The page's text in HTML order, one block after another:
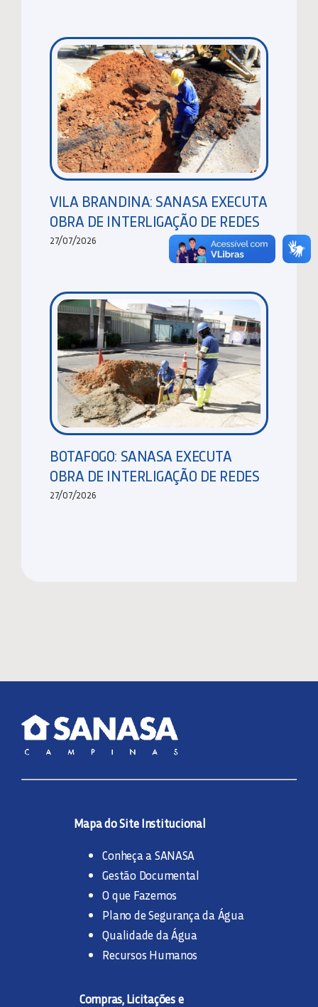
VILA BRANDINA: SANASA EXECUTA
OBRA DE INTERLIGAÇÃO DE REDES
27/07/2026
BOTAFOGO: SANASA EXECUTA
OBRA DE INTERLIGAÇÃO DE REDES
27/07/2026
Mapa do Site Institucional
Conheça a SANASA
Gestão Documental
O que Fazemos
Plano de Segurança da Água
Qualidade da Água
Recursos Humanos
Compras, Licitações e